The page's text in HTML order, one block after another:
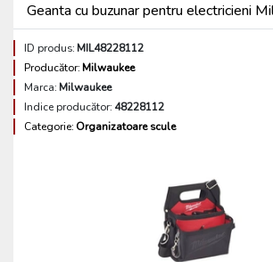
Geanta cu buzunar pentru electricieni
ID produs:MIL48228112
Producător:Milwaukee
Marca:Milwaukee
Indice producător: 48228112
Categorie: Organizatoare scule